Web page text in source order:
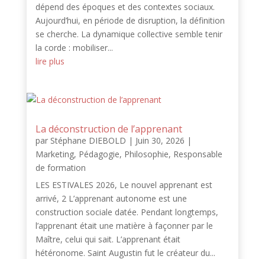
dépend des époques et des contextes sociaux.
Aujourd’hui, en période de disruption, la définition
se cherche. La dynamique collective semble tenir
la corde : mobiliser...
lire plus
La déconstruction de l’apprenant
par Stéphane DIEBOLD | Juin 30, 2026 |
Marketing, Pédagogie, Philosophie, Responsable
de formation
LES ESTIVALES 2026, Le nouvel apprenant est
arrivé, 2 L’apprenant autonome est une
construction sociale datée. Pendant longtemps,
l’apprenant était une matière à façonner par le
Maître, celui qui sait. L’apprenant était
hétéronome. Saint Augustin fut le créateur du...